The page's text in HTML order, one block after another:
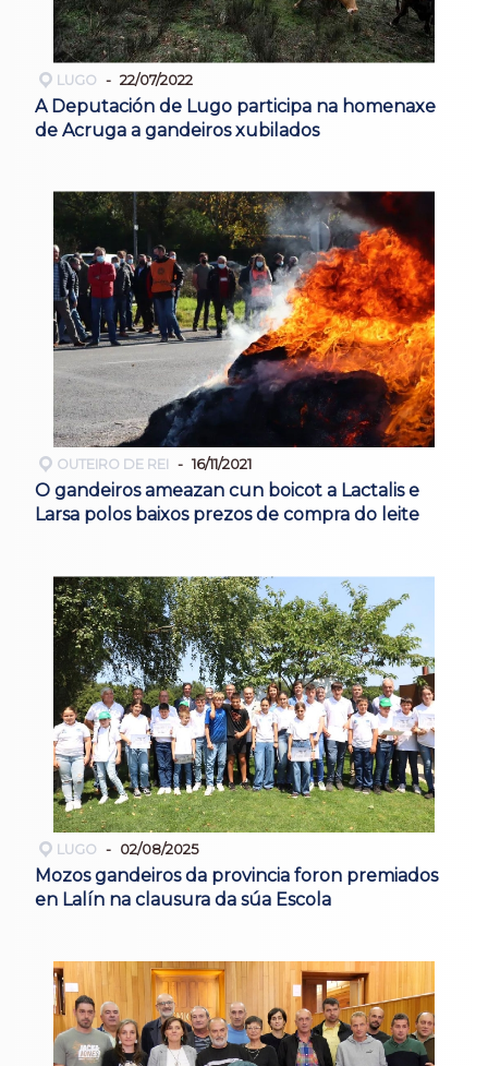
LUGO 22/07/2022
A Deputación de Lugo participa na homenaxe
de Acruga a gandeiros xubilados
OUTEIRO DE REI 16/11/2021
O gandeiros ameazan cun boicot a Lactalis e
Larsa polos baixos prezos de compra do leite
LUGO 02/08/2025
Mozos gandeiros da provincia foron premiados
en Lalín na clausura da súa Escola